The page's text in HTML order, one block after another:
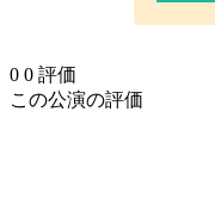
0 0 評価
この公演の評価